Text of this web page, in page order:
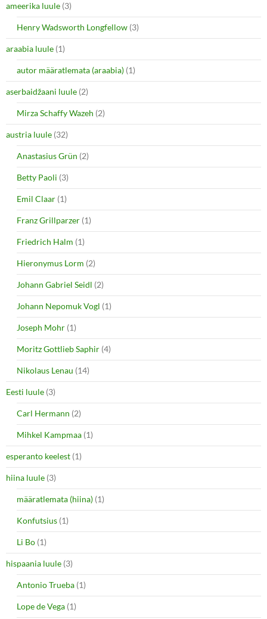
ameerika luule (3)
Henry Wadsworth Longfellow (3)
araabia luule (1)
autor määratlemata (araabia) (1)
aserbaidžaani luule (2)
Mirza Schaffy Wazeh (2)
austria luule (32)
Anastasius Grün (2)
Betty Paoli (3)
Emil Claar (1)
Franz Grillparzer (1)
Friedrich Halm (1)
Hieronymus Lorm (2)
Johann Gabriel Seidl (2)
Johann Nepomuk Vogl (1)
Joseph Mohr (1)
Moritz Gottlieb Saphir (4)
Nikolaus Lenau (14)
Eesti luule (3)
Carl Hermann (2)
Mihkel Kampmaa (1)
esperanto keelest (1)
hiina luule (3)
määratlemata (hiina) (1)
Konfutsius (1)
Li Bo (1)
hispaania luule (3)
Antonio Trueba (1)
Lope de Vega (1)